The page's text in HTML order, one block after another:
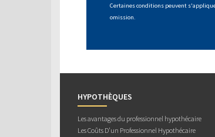
Certaines conditions peuvent
omission.
HYPOTHÈQUES
Les avantages du professionnel hypothécaire
Les Coûts D’un Professionnel Hypothécaire